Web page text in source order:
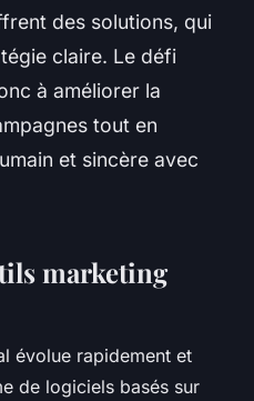
des solutions, qui
claire. Le défi
à améliorer la
tout en
et sincère avec
marketing
évolue rapidement et
de logiciels basés sur